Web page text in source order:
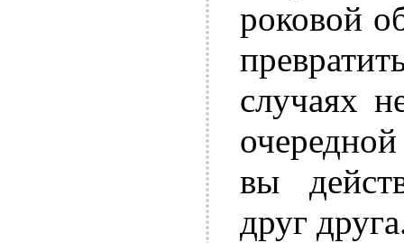
роковой
случаях
вы
друг